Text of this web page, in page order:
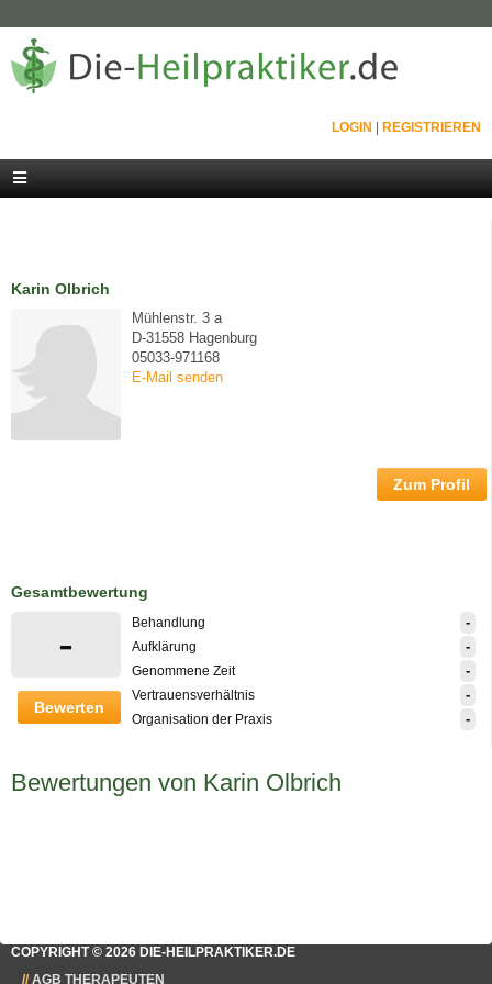
LOGIN REGISTRIEREN
Karin Olbrich
Mühlenstr. 3 a
D-31558 Hagenburg
05033-971168
E-Mail senden
Zum Profil
Gesamtbewertung
-
Bewerten
Behandlung -
Aufklärung -
Genommene Zeit -
Vertrauensverhältnis -
Organisation der Praxis -
Bewertungen von Karin Olbrich
COPYRIGHT © 2026 DIE-HEILPRAKTIKER.DE
AGB THERAPEUTEN